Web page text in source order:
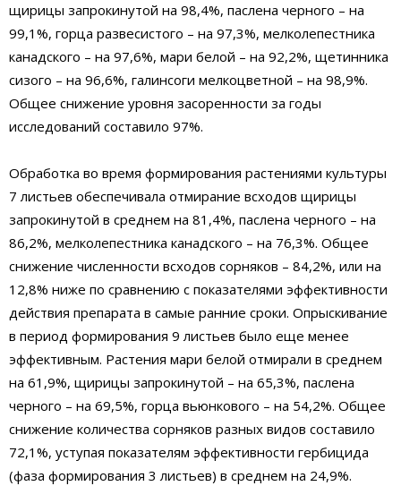
щирицы запрокинутой на 98,4%, паслена черного – на
99,1%, горца развесистого – на 97,3%, мелколепестника
канадского – на 97,6%, мари белой – на 92,2%, щетинника
сизого – на 96,6%, галинсоги мелкоцветной – на 98,9%.
Общее снижение уровня засоренности за годы
исследований составило 97%.
Обработка во время формирования растениями культуры
7 листьев обеспечивала отмирание всходов щирицы
запрокинутой в среднем на 81,4%, паслена черного – на
86,2%, мелколепестника канадского – на 76,3%. Общее
снижение численности всходов сорняков – 84,2%, или на
12,8% ниже по сравнению с показателями эффективности
действия препарата в самые ранние сроки. Опрыскивание
в период формирования 9 листьев было еще менее
эффективным. Растения мари белой отмирали в среднем
на 61,9%, щирицы запрокинутой – на 65,3%, паслена
черного – на 69,5%, горца вьюнкового – на 54,2%. Общее
снижение количества сорняков разных видов составило
72,1%, уступая показателям эффективности гербицида
(фаза формирования 3 листьев) в среднем на 24,9%.